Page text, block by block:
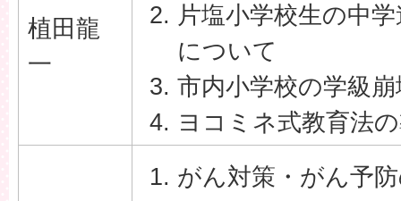
植田龍
一
片塩小学校生の中
について
市内小学校の学級
ヨコミネ式教育法
がん対策・がん予